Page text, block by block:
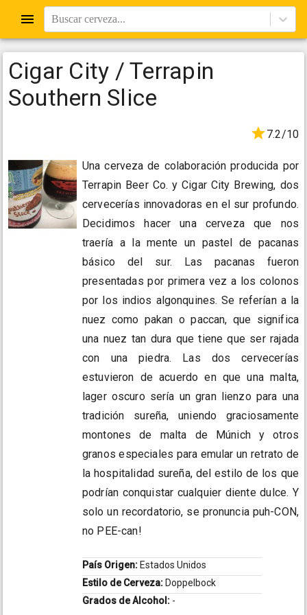
Buscar cerveza...
Cigar City / Terrapin
Southern Slice
7.2/10
Una cerveza de colaboración producida por
Terrapin Beer Co. y Cigar City Brewing, dos
cervecerías innovadoras en el sur profundo.
Decidimos hacer una cerveza que nos
traería a la mente un pastel de pacanas
básico del sur. Las pacanas fueron
presentadas por primera vez a los colonos
por los indios algonquines. Se referían a la
nuez como pakan o paccan, que significa
una nuez tan dura que tiene que ser rajada
con una piedra. Las dos cervecerías
estuvieron de acuerdo en que una malta,
lager oscuro sería un gran lienzo para una
tradición sureña, uniendo graciosamente
montones de malta de Múnich y otros
granos especiales para emular un retrato de
la hospitalidad sureña, del estilo de los que
podrían conquistar cualquier diente dulce. Y
solo un recordatorio, se pronuncia puh-CON,
no PEE-can!
País Origen: Estados Unidos
Estilo de Cerveza: Doppelbock
Grados de Alcohol: -